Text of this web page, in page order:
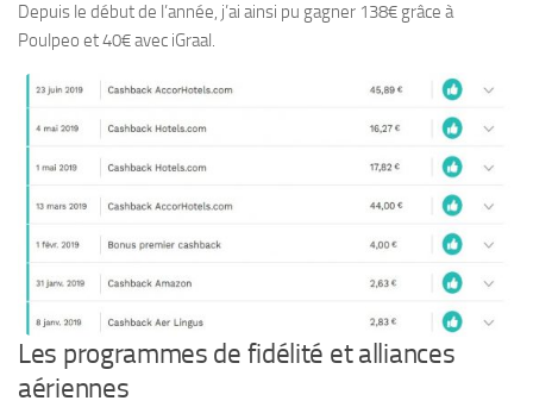
Depuis le début de l’année, j’ai ainsi pu gagner 138€ grâce à
Poulpeo et 40€ avec iGraal.
Les programmes de fidélité et alliances
aériennes